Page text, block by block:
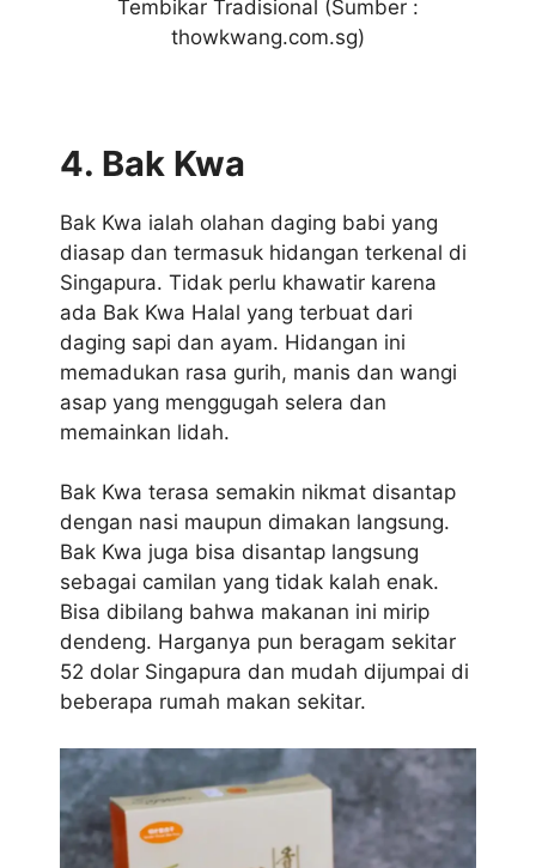
Tembikar Tradisional (Sumber :
thowkwang.com.sg)
4. Bak Kwa
Bak Kwa ialah olahan daging babi yang
diasap dan termasuk hidangan terkenal di
Singapura. Tidak perlu khawatir karena
ada Bak Kwa Halal yang terbuat dari
daging sapi dan ayam. Hidangan ini
memadukan rasa gurih, manis dan wangi
asap yang menggugah selera dan
memainkan lidah.
Bak Kwa terasa semakin nikmat disantap
dengan nasi maupun dimakan langsung.
Bak Kwa juga bisa disantap langsung
sebagai camilan yang tidak kalah enak.
Bisa dibilang bahwa makanan ini mirip
dendeng. Harganya pun beragam sekitar
52 dolar Singapura dan mudah dijumpai di
beberapa rumah makan sekitar.